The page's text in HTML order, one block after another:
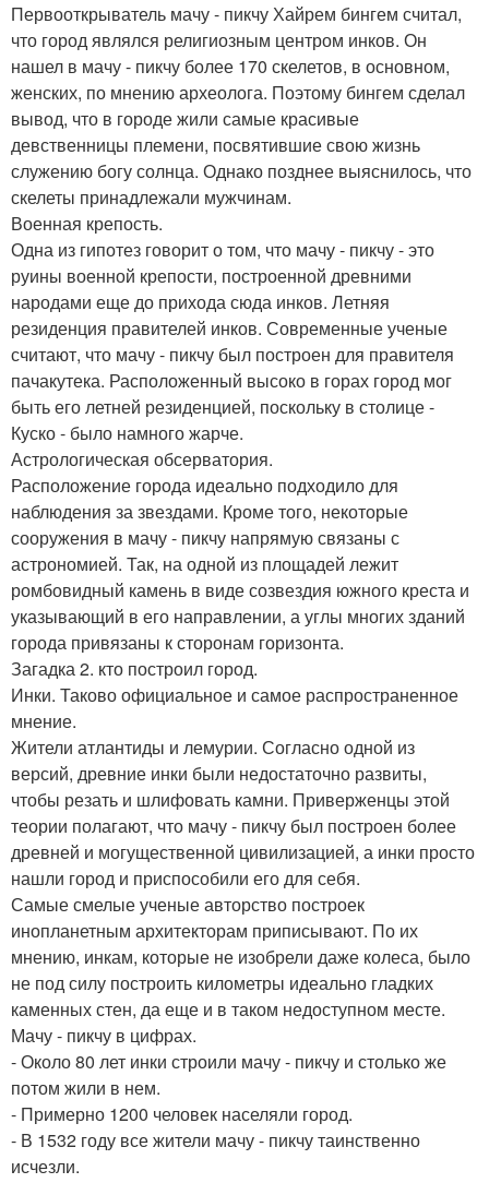
Первооткрыватель мачу - пикчу Хайрем бингем считал,
что город являлся религиозным центром инков. Он
нашел в мачу - пикчу более 170 скелетов, в основном,
женских, по мнению археолога. Поэтому бингем сделал
вывод, что в городе жили самые красивые
девственницы племени, посвятившие свою жизнь
служению богу солнца. Однако позднее выяснилось, что
скелеты принадлежали мужчинам.
Военная крепость.
Одна из гипотез говорит о том, что мачу - пикчу - это
руины военной крепости, построенной древними
народами еще до прихода сюда инков. Летняя
резиденция правителей инков. Современные ученые
считают, что мачу - пикчу был построен для правителя
пачакутека. Расположенный высоко в горах город мог
быть его летней резиденцией, поскольку в столице -
Куско - было намного жарче.
Астрологическая обсерватория.
Расположение города идеально подходило для
наблюдения за звездами. Кроме того, некоторые
сооружения в мачу - пикчу напрямую связаны с
астрономией. Так, на одной из площадей лежит
ромбовидный камень в виде созвездия южного креста и
указывающий в его направлении, а углы многих зданий
города привязаны к сторонам горизонта.
Загадка 2. кто построил город.
Инки. Таково официальное и самое распространенное
мнение.
Жители атлантиды и лемурии. Согласно одной из
версий, древние инки были недостаточно развиты,
чтобы резать и шлифовать камни. Приверженцы этой
теории полагают, что мачу - пикчу был построен более
древней и могущественной цивилизацией, а инки просто
нашли город и приспособили его для себя.
Самые смелые ученые авторство построек
инопланетным архитекторам приписывают. По их
мнению, инкам, которые не изобрели даже колеса, было
не под силу построить километры идеально гладких
каменных стен, да еще и в таком недоступном месте.
Мачу - пикчу в цифрах.
- Около 80 лет инки строили мачу - пикчу и столько же
потом жили в нем.
- Примерно 1200 человек населяли город.
- В 1532 году все жители мачу - пикчу таинственно
исчезли.